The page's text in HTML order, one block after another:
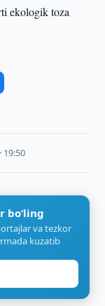
ekologik toza
19:50
bo‘ling
va tezkor
kuzatib